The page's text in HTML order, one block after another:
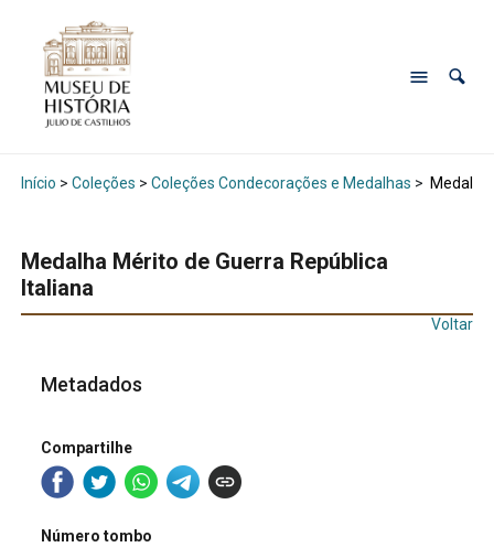
Início > Coleções > Coleções Condecorações e Medalhas >
Medalha Mérito de Guerra República
Italiana
Voltar
Metadados
Compartilhe
Número tombo